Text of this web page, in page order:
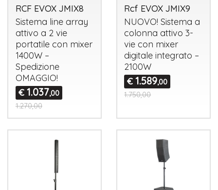
RCF EVOX JMIX8
Sistema line array
attivo a 2 vie
portatile con mixer
1400W –
Spedizione
OMAGGIO!
€ 1.037,00
1.270,00
Rcf EVOX JMIX9
NUOVO! Sistema a
colonna attivo 3-
vie con mixer
digitale integrato –
2100W
€ 1.589,00
1.750,00